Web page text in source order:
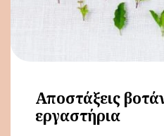
Αποστάξεις
εργαστήρια